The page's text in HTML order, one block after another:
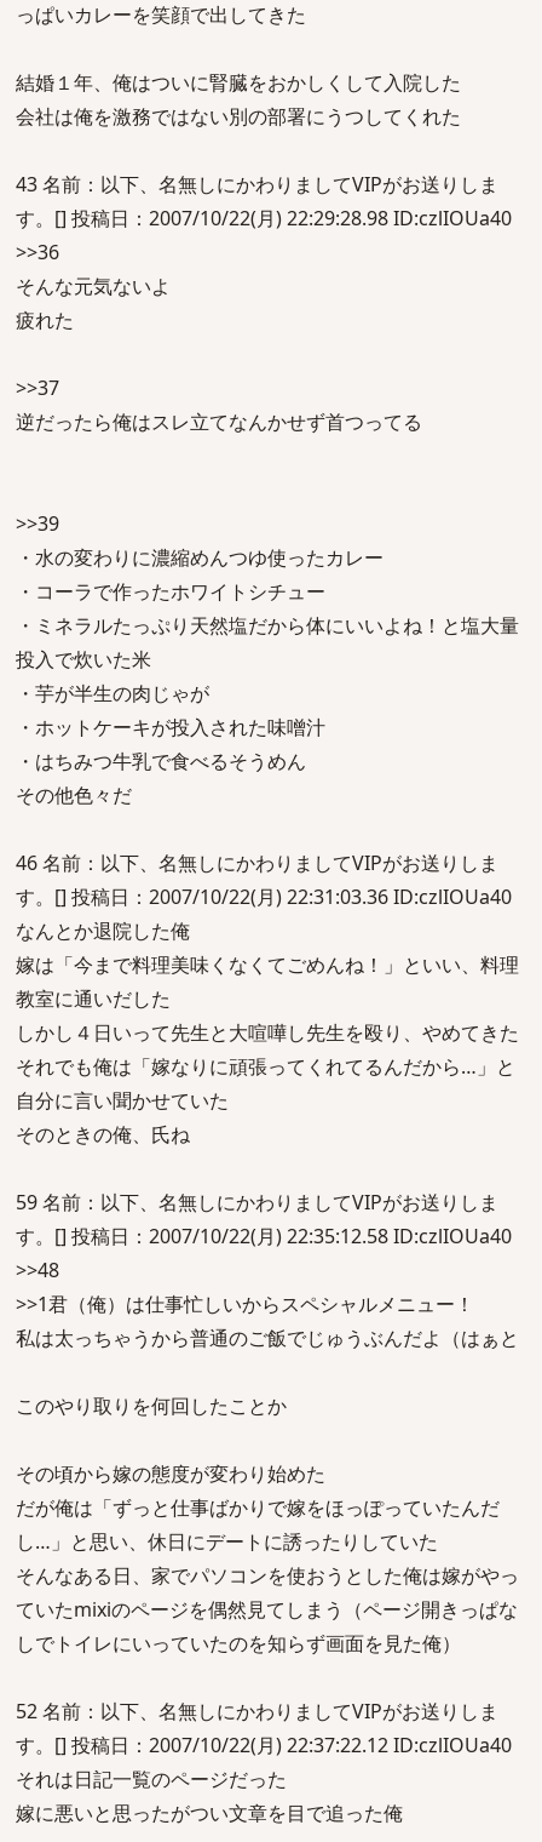
っぱいカレーを笑顔で出してきた
結婚１年、俺はついに腎臓をおかしくして入院した
会社は俺を激務ではない別の部署にうつしてくれた
43 名前：以下、名無しにかわりましてVIPがお送りしま
す。[] 投稿日：2007/10/22(月) 22:29:28.98 ID:czlIOUa40
>>36
そんな元気ないよ
疲れた
>>37
逆だったら俺はスレ立てなんかせず首つってる
>>39
・水の変わりに濃縮めんつゆ使ったカレー
・コーラで作ったホワイトシチュー
・ミネラルたっぷり天然塩だから体にいいよね！と塩大量
投入で炊いた米
・芋が半生の肉じゃが
・ホットケーキが投入された味噌汁
・はちみつ牛乳で食べるそうめん
その他色々だ
46 名前：以下、名無しにかわりましてVIPがお送りしま
す。[] 投稿日：2007/10/22(月) 22:31:03.36 ID:czlIOUa40
なんとか退院した俺
嫁は「今まで料理美味くなくてごめんね！」といい、料理
教室に通いだした
しかし４日いって先生と大喧嘩し先生を殴り、やめてきた
それでも俺は「嫁なりに頑張ってくれてるんだから…」と
自分に言い聞かせていた
そのときの俺、氏ね
59 名前：以下、名無しにかわりましてVIPがお送りしま
す。[] 投稿日：2007/10/22(月) 22:35:12.58 ID:czlIOUa40
>>48
>>1君（俺）は仕事忙しいからスペシャルメニュー！
私は太っちゃうから普通のご飯でじゅうぶんだよ（はぁと
このやり取りを何回したことか
その頃から嫁の態度が変わり始めた
だが俺は「ずっと仕事ばかりで嫁をほっぽっていたんだ
し…」と思い、休日にデートに誘ったりしていた
そんなある日、家でパソコンを使おうとした俺は嫁がやっ
ていたmixiのページを偶然見てしまう（ページ開きっぱな
しでトイレにいっていたのを知らず画面を見た俺）
52 名前：以下、名無しにかわりましてVIPがお送りしま
す。[] 投稿日：2007/10/22(月) 22:37:22.12 ID:czlIOUa40
それは日記一覧のページだった
嫁に悪いと思ったがつい文章を目で追った俺